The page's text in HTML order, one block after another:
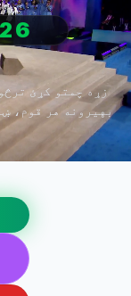
زړه چمتو کړئ
بهیرونه هر قوم،